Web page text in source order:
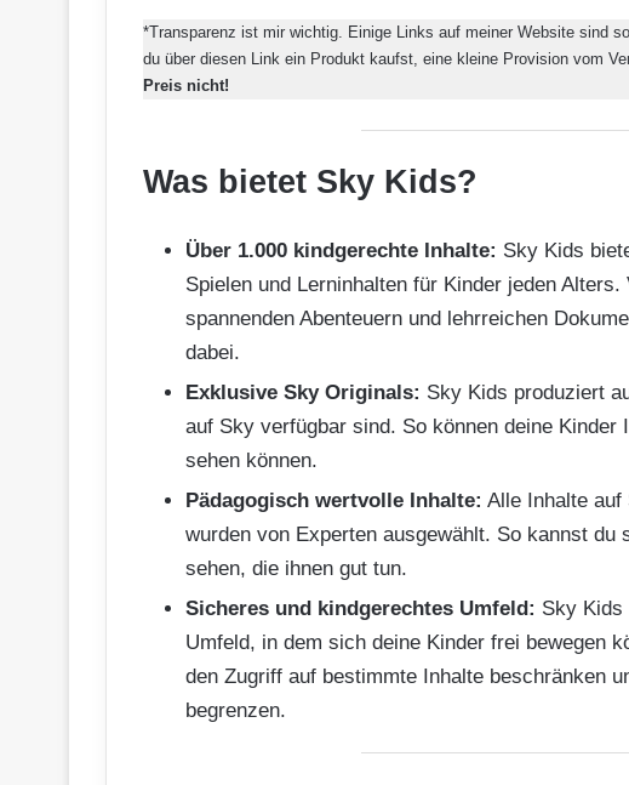
*Transparenz ist mir wichtig. Einige Links auf meiner Website sind
du über diesen Link ein Produkt kaufst, eine kleine Provision vom
Preis nicht!
Was bietet Sky Kids?
Über 1.000 kindgerechte Inhalte: Sky Kids
Spielen und Lerninhalten für Kinder jeden
spannenden Abenteuern und lehrreichen
dabei.
Exklusive Sky Originals: Sky Kids produziert
auf Sky verfügbar sind. So können deine
sehen können.
Pädagogisch wertvolle Inhalte: Alle Inhalte
wurden von Experten ausgewählt. So kannst
sehen, die ihnen gut tun.
Sicheres und kindgerechtes Umfeld: Sky Kids
Umfeld, in dem sich deine Kinder frei bewegen
den Zugriff auf bestimmte Inhalte beschränken
begrenzen.